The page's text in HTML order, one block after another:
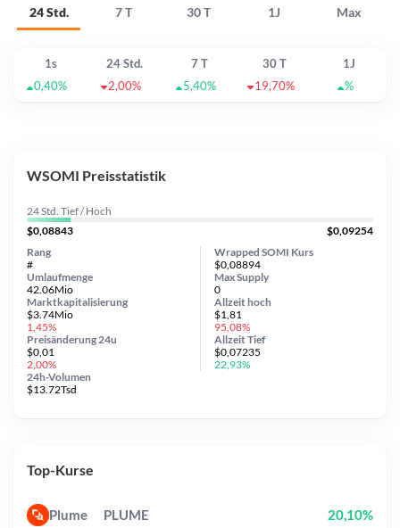
24 Std. 7 T 30 T 1J Max
1s 24 Std. 7 T 30 T
1J
0,40%
2,00% 5,40% 19,70% %
WSOMI Preisstatistik
24 Std. Tief / Hoch
$0,08843
$0,09254
Wrapped SOMI Kurs
$0,08894
Umlaufmenge
42.06Mio
Preisänderung 24u
$0,01
2,00%
Max Supply
0
Marktkapitalisierung
$3.74Mio
1,45%
24h-Volumen
$13.72Tsd
Rang
#
Allzeithoch
$1,81
95,08%
AllzeitTief
$0,07235
22,93%
Top-Kurse
Plume PLUME 20,10%